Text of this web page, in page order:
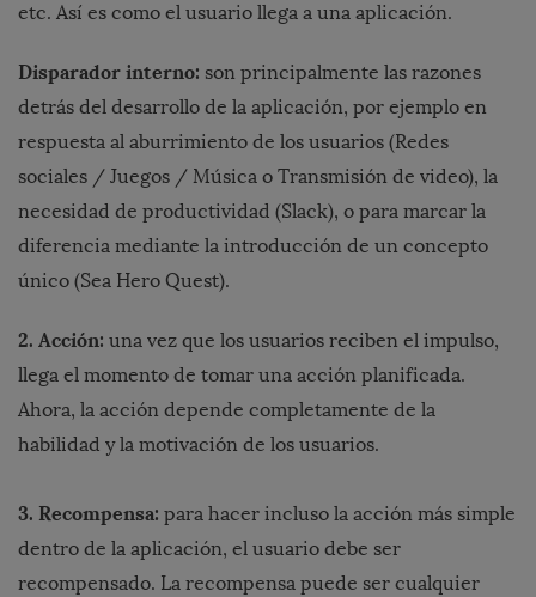
etc. Así es como el usuario llega a una aplicación.
Disparador interno: son principalmente las razones
detrás del desarrollo de la aplicación, por ejemplo en
respuesta al aburrimiento de los usuarios (Redes
sociales / Juegos / Música o Transmisión de video), la
necesidad de productividad (Slack), o para marcar la
diferencia mediante la introducción de un concepto
único (Sea Hero Quest).
2. Acción: una vez que los usuarios reciben el impulso,
llega el momento de tomar una acción planificada.
Ahora, la acción depende completamente de la
habilidad y la motivación de los usuarios.
3. Recompensa: para hacer incluso la acción más simple
dentro de la aplicación, el usuario debe ser
recompensado. La recompensa puede ser cualquier